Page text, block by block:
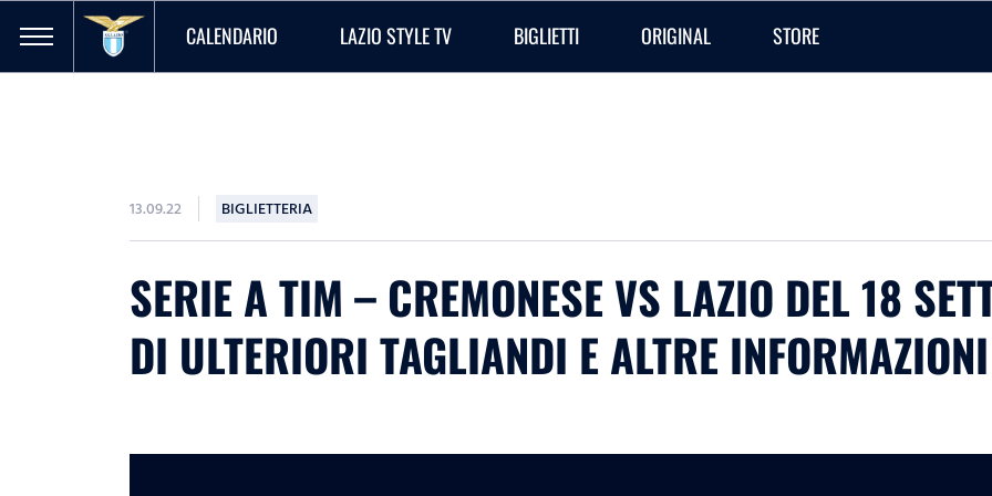
CALENDARIO LAZIO STYLE TV BIGLIETTI ORIGINAL STORE
13.09.22 BIGLIETTERIA
SERIE A TIM – CREMONESE VS LAZIO DEL 18
DI ULTERIORI TAGLIANDI E ALTRE INFORMAZIONI